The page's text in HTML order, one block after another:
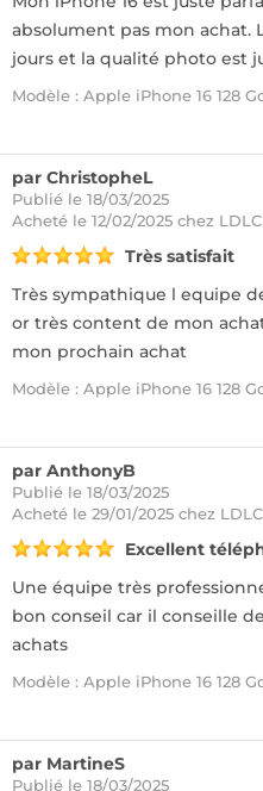
absolument pas mon achat.
jours et la qualité photo est
Modèle : Apple iPhone 16 128
par ChristopheL
Publié le 18/03/2025
Acheté le 12/02/2025 chez LDLC
Très satisfait
Très sympathique l equipe
or très content de mon
mon prochain achat
Modèle : Apple iPhone 16 128
par AnthonyB
Publié le 18/03/2025
Acheté le 29/01/2025 chez LDLC
Excellent
Une équipe très
bon conseil car il conseille
achats
Modèle : Apple iPhone 16 128
par MartineS
Publié le 18/03/2025